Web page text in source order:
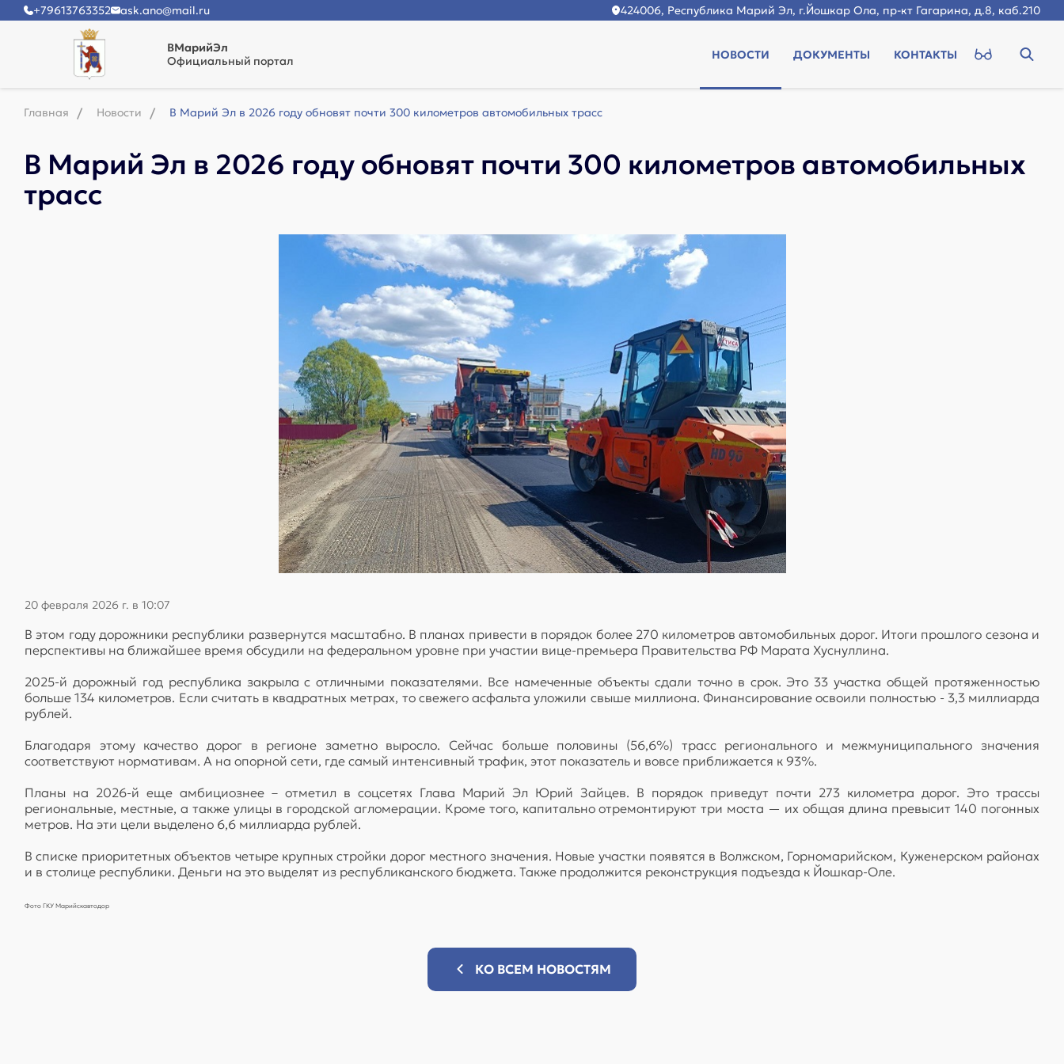
+79613763352 ask.ano@mail.ru 424006, Республика Марий Эл, г.Йошкар Ола, пр-кт Гагарина, д.8, каб.210
ВМарийЭл
Официальный портал
НОВОСТИ ДОКУМЕНТЫ КОНТАКТЫ
Главная Новости В Марий Эл в 2026 году обновят почти 300 километров автомобильных трасс
В Марий Эл в 2026 году обновят почти 300 километров автомобильных
трасс
20 февраля 2026 г. в 10:07
В этом году дорожники республики развернутся масштабно. В планах привести в порядок более 270 километров автомобильных дорог. Итоги прошлого сезона и
перспективы на ближайшее время обсудили на федеральном уровне при участии вице-премьера Правительства РФ Марата Хуснуллина.
2025-й дорожный год республика закрыла с отличными показателями. Все намеченные объекты сдали точно в срок. Это 33 участка общей протяженностью
больше 134 километров. Если считать в квадратных метрах, то свежего асфальта уложили свыше миллиона. Финансирование освоили полностью - 3,3 миллиарда
рублей.
Благодаря этому качество дорог в регионе заметно выросло. Сейчас больше половины (56,6%) трасс регионального и межмуниципального значения
соответствуют нормативам. А на опорной сети, где самый интенсивный трафик, этот показатель и вовсе приближается к 93%.
Планы на 2026-й еще амбициознее – отметил в соцсетях Глава Марий Эл Юрий Зайцев. В порядок приведут почти 273 километра дорог. Это трассы
региональные, местные, а также улицы в городской агломерации. Кроме того, капитально отремонтируют три моста — их общая длина превысит 140 погонных
метров. На эти цели выделено 6,6 миллиарда рублей.
В списке приоритетных объектов четыре крупных стройки дорог местного значения. Новые участки появятся в Волжском, Горномарийском, Куженерском районах
и в столице республики. Деньги на это выделят из республиканского бюджета. Также продолжится реконструкция подъезда к Йошкар-Оле.
Фото ГКУ Марийскавтодор
КО ВСЕМ НОВОСТЯМ